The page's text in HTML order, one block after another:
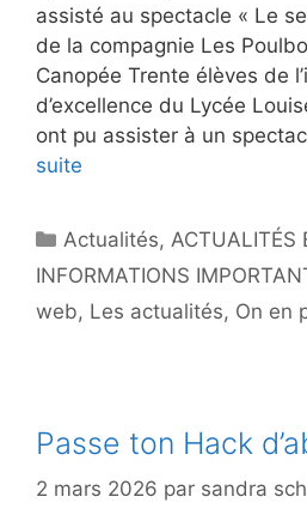
assisté au spectacle « Le
de la compagnie Les
Canopée Trente élèves de
d’excellence du Lycée
ont pu assister à un
suite
Catégories
Actualités, ACTUALITÉS
INFORMATIONS
web, Les actualités, On en
Passe ton Hack
2 mars 2026 par sandra